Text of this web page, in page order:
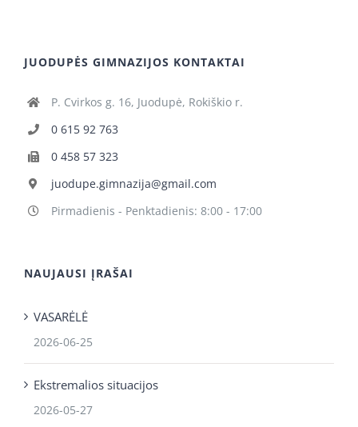
JUODUPĖS GIMNAZIJOS KONTAKTAI
P. Cvirkos g. 16, Juodupė, Rokiškio r.
0 615 92 763
0 458 57 323
juodupe.gimnazija@gmail.com
Pirmadienis - Penktadienis: 8:00 - 17:00
NAUJAUSI ĮRAŠAI
VASARĖLĖ
2026-06-25
Ekstremalios situacijos
2026-05-27